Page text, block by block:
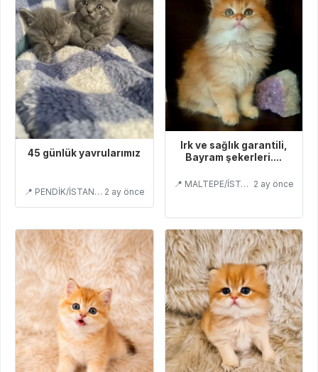
45 günlük yavrularımız
📍 PENDİK/İSTANBUL 2 ay önce
Irk ve sağlık garantili,
Bayram şekerleri....
📍 MALTEPE/İSTANBUL 2 ay önce